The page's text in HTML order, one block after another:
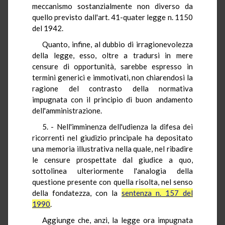
meccanismo sostanzialmente non diverso da
quello previsto dall'art. 41-quater legge n. 1150
del 1942.
Quanto, infine, al dubbio di irragionevolezza
della legge, esso, oltre a tradursi in mere
censure di opportunità, sarebbe espresso in
termini generici e immotivati, non chiarendosi la
ragione del contrasto della normativa
impugnata con il principio di buon andamento
dell'amministrazione.
5. - Nell'imminenza dell'udienza la difesa dei
ricorrenti nel giudizio principale ha depositato
una memoria illustrativa nella quale, nel ribadire
le censure prospettate dal giudice a quo,
sottolinea ulteriormente l'analogia della
questione presente con quella risolta, nel senso
della fondatezza, con la sentenza n. 157 del
1990.
Aggiunge che, anzi, la legge ora impugnata